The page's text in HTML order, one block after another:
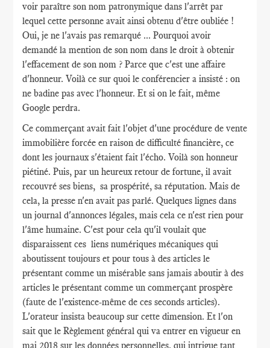
voir paraître son nom patronymique dans l'arrêt par
lequel cette personne avait ainsi obtenu d'être oubliée !
Oui, je ne l'avais pas remarqué ... Pourquoi avoir
demandé la mention de son nom dans le droit à obtenir
l'effacement de son nom ? Parce que c'est une affaire
d'honneur. Voilà ce sur quoi le conférencier a insisté : on
ne badine pas avec l'honneur. Et si on le fait, même
Google perdra.
Ce commerçant avait fait l'objet d'une procédure de vente
immobilière forcée en raison de difficulté financière, ce
dont les journaux s'étaient fait l'écho. Voilà son honneur
piétiné. Puis, par un heureux retour de fortune, il avait
recouvré ses biens, sa prospérité, sa réputation. Mais de
cela, la presse n'en avait pas parlé. Quelques lignes dans
un journal d'annonces légales, mais cela ce n'est rien pour
l'âme humaine. C'est pour cela qu'il voulait que
disparaissent ces liens numériques mécaniques qui
aboutissent toujours et pour tous à des articles le
présentant comme un misérable sans jamais aboutir à des
articles le présentant comme un commerçant prospère
(faute de l'existence-même de ces seconds articles).
L'orateur insista beaucoup sur cette dimension. Et l'on
sait que le Règlement général qui va entrer en vigueur en
mai 2018 sur les données personnelles, qui intrigue tant